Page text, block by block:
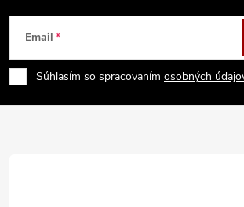
Z
á
p
Email
Súhlasím so spracovaním osobných